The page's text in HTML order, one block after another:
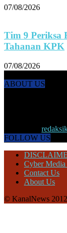
07/08/2026
Tim 9 Periksa
Tahanan KPK
07/08/2026
ABOUT US
FOLLOW US
Cyber
Contact Us
About Us
© KanalNews